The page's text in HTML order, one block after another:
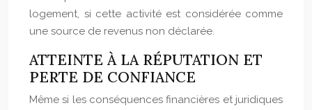
logement, si cette activité est considérée comme
une source de revenus non déclarée.
ATTEINTE À LA RÉPUTATION ET
PERTE DE CONFIANCE
Même si les conséquences financières et juridiques